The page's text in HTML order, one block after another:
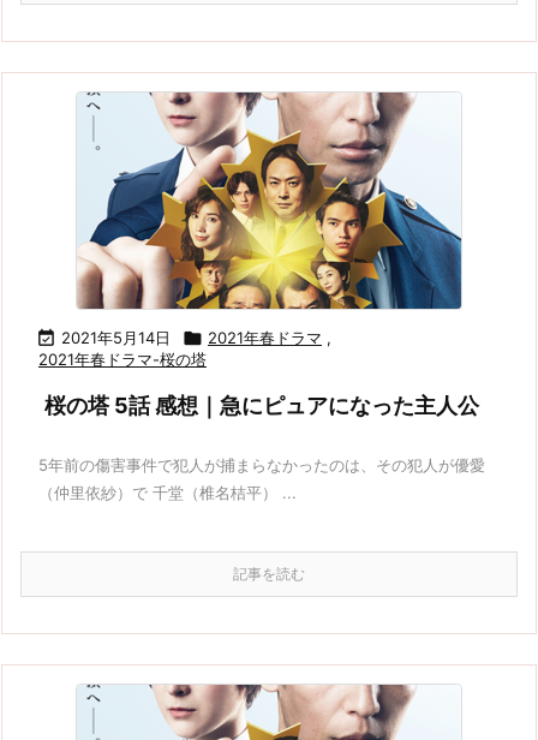
 2021年5月14日  2021年春ドラマ ,
2021年春ドラマ-桜の塔
桜の塔 5話 感想｜急にピュアになった主人公
5年前の傷害事件で犯人が捕まらなかったのは、その犯人が優愛
（仲里依紗）で 千堂（椎名桔平） ...
記事を読む